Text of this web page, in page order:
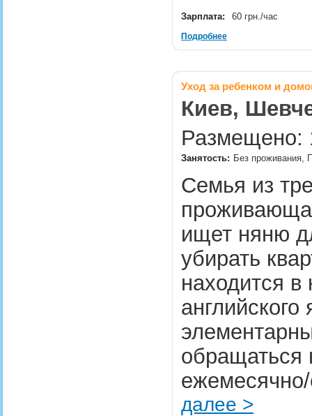
Зарплата: 60 грн./час
Подробнее
Уход за ребенком и
Киев,
Размещено:
Занятость: Без проживания,
Семья из
ищет няню
убирать
находится в
обращаться
далее >